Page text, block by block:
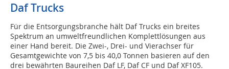
Daf Trucks
Für die Entsorgungsbranche hält Daf Trucks ein breites
Spektrum an umweltfreundlichen Komplettlösungen aus
einer Hand bereit. Die Zwei-, Drei- und Vierachser für
Gesamtgewichte von 7,5 bis 40,0 Tonnen basieren auf den
drei bewährten Baureihen Daf LF, Daf CF und Daf XF105.